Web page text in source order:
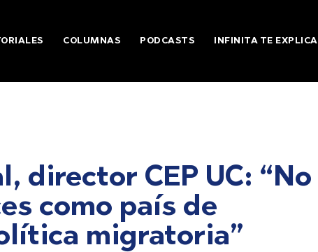
COLUMNAS PODCASTS INFINITA TE EXPLICA
director CEP UC: “No
como país de
migratoria”